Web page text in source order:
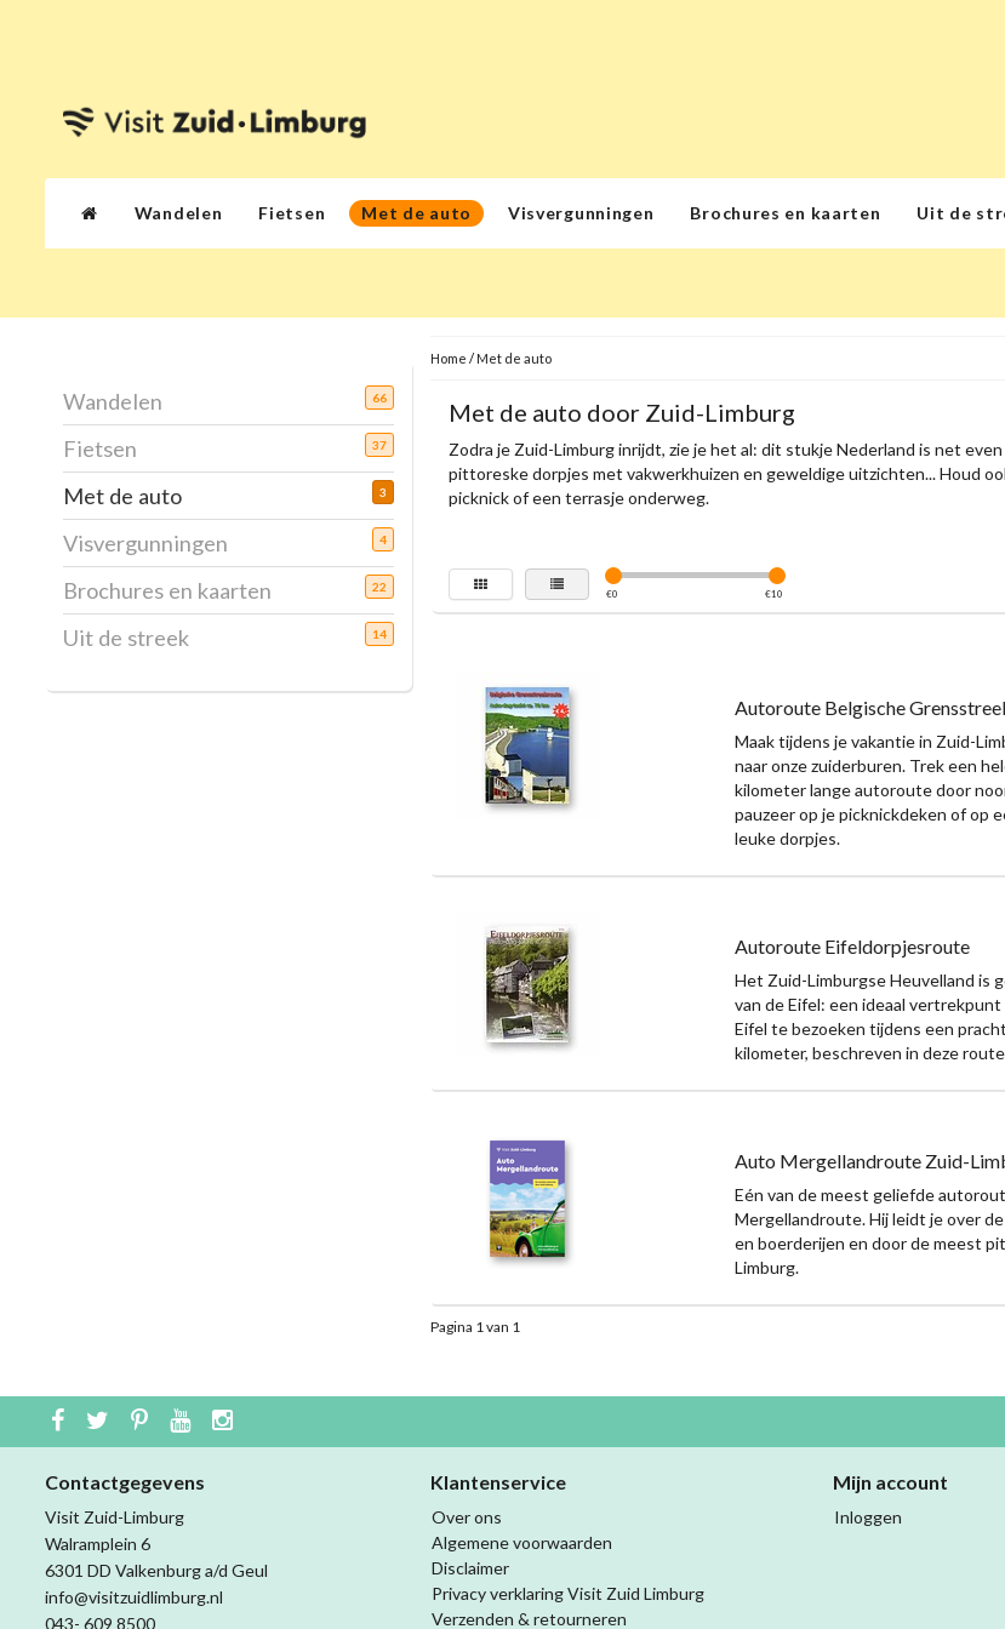
Wandelen Fietsen Met de auto Visvergunningen Brochures en kaarten Uit de
Wandelen 66
Fietsen 37
Met de auto 3
Visvergunningen 4
Brochures en kaarten 22
Uit de streek 14
Home / Met de auto
Met de auto door Zuid-Limburg
Zodra je Zuid-Limburg inrijdt, zie je het al: dit stukje Nederland is net
pittoreske dorpjes met vakwerkhuizen en geweldige uitzichten... Houd
picknick of een terrasje onderweg.
€0 €10
Autoroute Belgische
Maak tijdens je vakantie in Zuid-
naar onze zuiderburen. Trek een
kilometer lange autoroute door
pauzeer op je picknickdeken of op
leuke dorpjes.
Autoroute Eifeldorpjesroute
Het Zuid-Limburgse Heuvelland is
van de Eifel: een ideaal
Eifel te bezoeken tijdens een
kilometer, beschreven in deze
Auto Mergellandroute Zuid-
Eén van de meest geliefde
Mergellandroute. Hij leidt je over
en boerderijen en door de meest
Limburg.
Pagina 1 van 1
Contactgegevens
Visit Zuid-Limburg
Walramplein 6
6301 DD Valkenburg a/d Geul
info@visitzuidlimburg.nl
043- 609 8500
Klantenservice
Over ons
Algemene voorwaarden
Disclaimer
Privacy verklaring Visit Zuid Limburg
Verzenden & retourneren
Mijn account
Inloggen